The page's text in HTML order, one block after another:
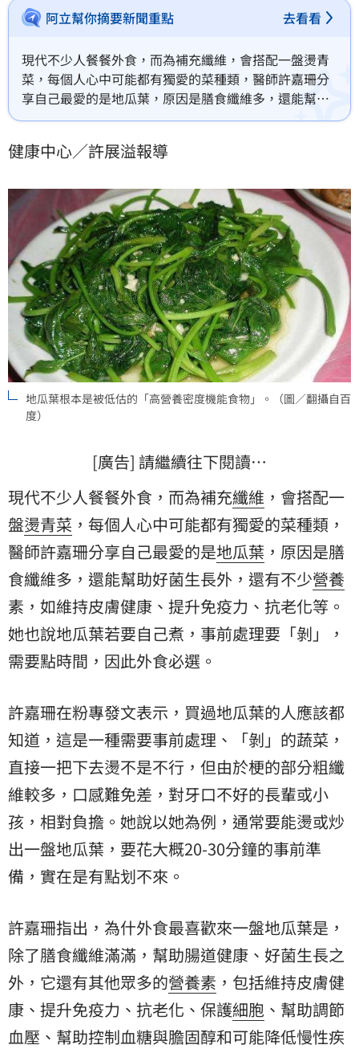
阿立幫你摘要新聞重點 去看看
現代不少人餐餐外食，而為補充纖維，會搭配一盤燙青
菜，每個人心中可能都有獨愛的菜種類，醫師許嘉珊分
享自己最愛的是地瓜葉，原因是膳食纖維多，還能幫助
好菌生長外，還有不少營養素，如維持皮膚健康、提升
理要「剝」，需要點時間，因此外食必選。
健康中心／許展溢報導
地瓜葉根本是被低估的「高營養密度機能食物」。（圖／翻攝自百
度）
[廣告] 請繼續往下閱讀…
現代不少人餐餐外食，而為補充纖維 ，會搭配一
盤燙青菜 ，每個人心中可能都有獨愛的菜種類，
醫師許嘉珊分享自己最愛的是地瓜葉 ，原因是膳
食纖維多，還能幫助好菌生長外，還有不少營養
素，如維持皮膚健康、提升免疫力、抗老化等。
她也說地瓜葉若要自己煮，事前處理要「剝」，
需要點時間，因此外食必選。
許嘉珊在粉專發文表示，買過地瓜葉的人應該都
知道，這是一種需要事前處理、「剝」的蔬菜，
直接一把下去燙不是不行，但由於梗的部分粗纖
維較多，口感難免差，對牙口不好的長輩或小
孩，相對負擔。她說以她為例，通常要能燙或炒
出一盤地瓜葉，要花大概20-30分鐘的事前準
備，實在是有點划不來。
許嘉珊指出，為什外食最喜歡來一盤地瓜葉是，
除了膳食纖維滿滿，幫助腸道健康、好菌生長之
外，它還有其他眾多的營養素 ，包括維持皮膚健
康、提升免疫力、抗老化、保護細胞 、幫助調節
血壓、幫助控制血糖與膽固醇和可能降低慢性疾